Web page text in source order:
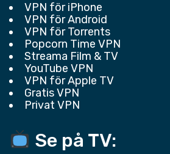
VPN för iPhone
VPN för Android
VPN för Torrents
Popcorn Time VPN
Streama Film & TV
YouTube VPN
VPN för Apple TV
Gratis VPN
Privat VPN
Se på TV: